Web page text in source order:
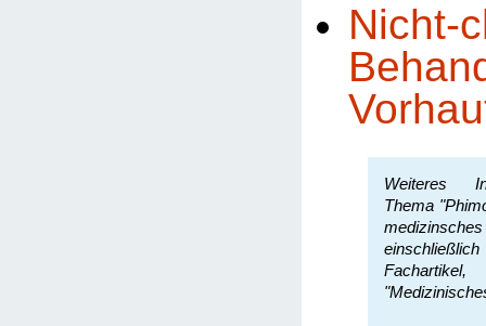
Nicht-
Weiteres
Thema